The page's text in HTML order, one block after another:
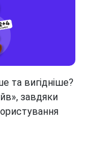
та вигідніше?
завдяки